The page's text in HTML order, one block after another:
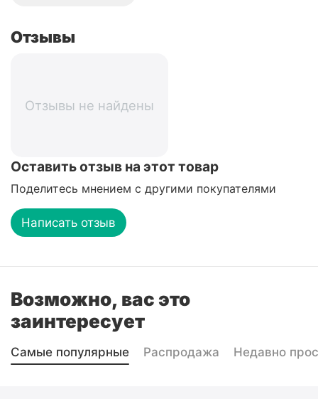
Отзывы
Отзывы не найдены
Оставить отзыв на этот товар
Поделитесь мнением с другими покупателями
Написать отзыв
Возможно, вас это
заинтересует
Самые популярные Распродажа Недавно